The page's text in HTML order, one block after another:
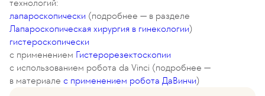
технологий:
лапароскопически (подробнее — в разделе
Лапароскопическая хирургия в гинекологии)
гистероскопически
с применением Гистерорезектоскопии
с использованием робота da Vinci (подробнее —
в материале с применением робота ДаВинчи)